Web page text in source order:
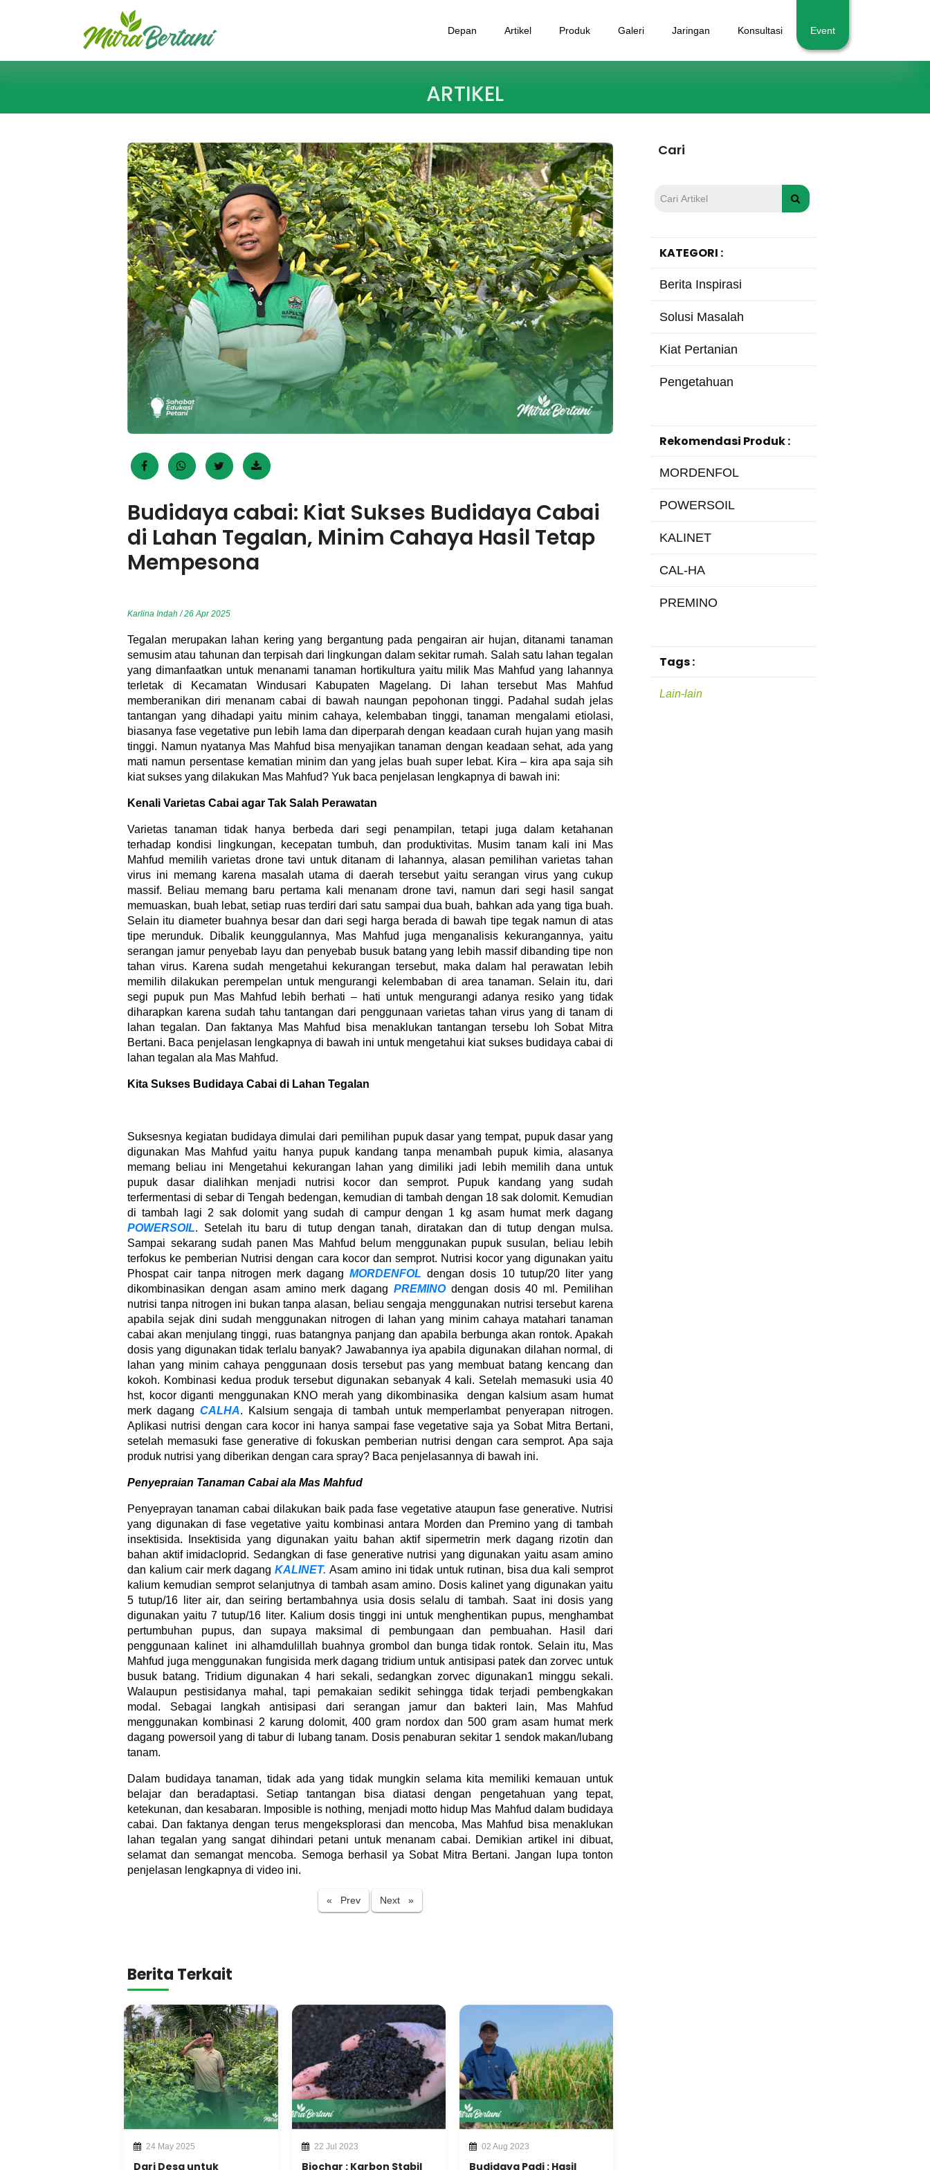
Depan Artikel Produk Galeri Jaringan Konsultasi Event
ARTIKEL
Budidaya cabai: Kiat Sukses Budidaya Cabai
di Lahan Tegalan, Minim Cahaya Hasil Tetap
Mempesona
Karlina Indah / 26 Apr 2025
Tegalan merupakan lahan kering yang bergantung pada pengairan air hujan, ditanami tanaman
semusim atau tahunan dan terpisah dari lingkungan dalam sekitar rumah. Salah satu lahan tegalan
yang dimanfaatkan untuk menanami tanaman hortikultura yaitu milik Mas Mahfud yang lahannya
terletak di Kecamatan Windusari Kabupaten Magelang. Di lahan tersebut Mas Mahfud
memberanikan diri menanam cabai di bawah naungan pepohonan tinggi. Padahal sudah jelas
tantangan yang dihadapi yaitu minim cahaya, kelembaban tinggi, tanaman mengalami etiolasi,
biasanya fase vegetative pun lebih lama dan diperparah dengan keadaan curah hujan yang masih
tinggi. Namun nyatanya Mas Mahfud bisa menyajikan tanaman dengan keadaan sehat, ada yang
mati namun persentase kematian minim dan yang jelas buah super lebat. Kira – kira apa saja sih
kiat sukses yang dilakukan Mas Mahfud? Yuk baca penjelasan lengkapnya di bawah ini:
Kenali Varietas Cabai agar Tak Salah Perawatan
Varietas tanaman tidak hanya berbeda dari segi penampilan, tetapi juga dalam ketahanan
terhadap kondisi lingkungan, kecepatan tumbuh, dan produktivitas. Musim tanam kali ini Mas
Mahfud memilih varietas drone tavi untuk ditanam di lahannya, alasan pemilihan varietas tahan
virus ini memang karena masalah utama di daerah tersebut yaitu serangan virus yang cukup
massif. Beliau memang baru pertama kali menanam drone tavi, namun dari segi hasil sangat
memuaskan, buah lebat, setiap ruas terdiri dari satu sampai dua buah, bahkan ada yang tiga buah.
Selain itu diameter buahnya besar dan dari segi harga berada di bawah tipe tegak namun di atas
tipe merunduk. Dibalik keunggulannya, Mas Mahfud juga menganalisis kekurangannya, yaitu
serangan jamur penyebab layu dan penyebab busuk batang yang lebih massif dibanding tipe non
tahan virus. Karena sudah mengetahui kekurangan tersebut, maka dalam hal perawatan lebih
memilih dilakukan perempelan untuk mengurangi kelembaban di area tanaman. Selain itu, dari
segi pupuk pun Mas Mahfud lebih berhati – hati untuk mengurangi adanya resiko yang tidak
diharapkan karena sudah tahu tantangan dari penggunaan varietas tahan virus yang di tanam di
lahan tegalan. Dan faktanya Mas Mahfud bisa menaklukan tantangan tersebu loh Sobat Mitra
Bertani. Baca penjelasan lengkapnya di bawah ini untuk mengetahui kiat sukses budidaya cabai di
lahan tegalan ala Mas Mahfud.
Kita Sukses Budidaya Cabai di Lahan Tegalan
Suksesnya kegiatan budidaya dimulai dari pemilihan pupuk dasar yang tempat, pupuk dasar yang
digunakan Mas Mahfud yaitu hanya pupuk kandang tanpa menambah pupuk kimia, alasanya
memang beliau ini Mengetahui kekurangan lahan yang dimiliki jadi lebih memilih dana untuk
pupuk dasar dialihkan menjadi nutrisi kocor dan semprot. Pupuk kandang yang sudah
terfermentasi di sebar di Tengah bedengan, kemudian di tambah dengan 18 sak dolomit. Kemudian
di tambah lagi 2 sak dolomit yang sudah di campur dengan 1 kg asam humat merk dagang
POWERSOIL. Setelah itu baru di tutup dengan tanah, diratakan dan di tutup dengan mulsa.
Sampai sekarang sudah panen Mas Mahfud belum menggunakan pupuk susulan, beliau lebih
terfokus ke pemberian Nutrisi dengan cara kocor dan semprot. Nutrisi kocor yang digunakan yaitu
Phospat cair tanpa nitrogen merk dagang MORDENFOL dengan dosis 10 tutup/20 liter yang
dikombinasikan dengan asam amino merk dagang PREMINO dengan dosis 40 ml. Pemilihan
nutrisi tanpa nitrogen ini bukan tanpa alasan, beliau sengaja menggunakan nutrisi tersebut karena
apabila sejak dini sudah menggunakan nitrogen di lahan yang minim cahaya matahari tanaman
cabai akan menjulang tinggi, ruas batangnya panjang dan apabila berbunga akan rontok. Apakah
dosis yang digunakan tidak terlalu banyak? Jawabannya iya apabila digunakan dilahan normal, di
lahan yang minim cahaya penggunaan dosis tersebut pas yang membuat batang kencang dan
kokoh. Kombinasi kedua produk tersebut digunakan sebanyak 4 kali. Setelah memasuki usia 40
hst, kocor diganti menggunakan KNO merah yang dikombinasika dengan kalsium asam humat
merk dagang CALHA. Kalsium sengaja di tambah untuk memperlambat penyerapan nitrogen.
Aplikasi nutrisi dengan cara kocor ini hanya sampai fase vegetative saja ya Sobat Mitra Bertani,
setelah memasuki fase generative di fokuskan pemberian nutrisi dengan cara semprot. Apa saja
produk nutrisi yang diberikan dengan cara spray? Baca penjelasannya di bawah ini.
Penyepraian Tanaman Cabai ala Mas Mahfud
Penyeprayan tanaman cabai dilakukan baik pada fase vegetative ataupun fase generative. Nutrisi
yang digunakan di fase vegetative yaitu kombinasi antara Morden dan Premino yang di tambah
insektisida. Insektisida yang digunakan yaitu bahan aktif sipermetrin merk dagang rizotin dan
bahan aktif imidacloprid. Sedangkan di fase generative nutrisi yang digunakan yaitu asam amino
dan kalium cair merk dagangKALINET. Asam amino ini tidak untuk rutinan, bisa dua kali semprot
kalium kemudian semprot selanjutnya di tambah asam amino. Dosis kalinet yang digunakan yaitu
5 tutup/16 liter air, dan seiring bertambahnya usia dosis selalu di tambah. Saat ini dosis yang
digunakan yaitu 7 tutup/16 liter. Kalium dosis tinggi ini untuk menghentikan pupus, menghambat
pertumbuhan pupus, dan supaya maksimal di pembungaan dan pembuahan. Hasil dari
penggunaan kalinet ini alhamdulillah buahnya grombol dan bunga tidak rontok. Selain itu, Mas
Mahfud juga menggunakan fungisida merk dagang tridium untuk antisipasi patek dan zorvec untuk
busuk batang. Tridium digunakan 4 hari sekali, sedangkan zorvec digunakan1 minggu sekali.
Walaupun pestisidanya mahal, tapi pemakaian sedikit sehingga tidak terjadi pembengkakan
modal. Sebagai langkah antisipasi dari serangan jamur dan bakteri lain, Mas Mahfud
menggunakan kombinasi 2 karung dolomit, 400 gram nordox dan 500 gram asam humat merk
dagang powersoil yang di tabur di lubang tanam. Dosis penaburan sekitar 1 sendok makan/lubang
tanam.
Dalam budidaya tanaman, tidak ada yang tidak mungkin selama kita memiliki kemauan untuk
belajar dan beradaptasi. Setiap tantangan bisa diatasi dengan pengetahuan yang tepat,
ketekunan, dan kesabaran. Imposible is nothing, menjadi motto hidup Mas Mahfud dalam budidaya
cabai. Dan faktanya dengan terus mengeksplorasi dan mencoba, Mas Mahfud bisa menaklukan
lahan tegalan yang sangat dihindari petani untuk menanam cabai. Demikian artikel ini dibuat,
selamat dan semangat mencoba. Semoga berhasil ya Sobat Mitra Bertani. Jangan lupa tonton
penjelasan lengkapnya di video ini.
« PrevPreviousNext »Next
Berita Terkait
24 May 2025
Dari Desa untuk
22 Jul 2023
Biochar : Karbon Stabil
02 Aug 2023
Budidaya Padi : Hasil
Cari
KATEGORI :
Berita Inspirasi
Solusi Masalah
Kiat Pertanian
Pengetahuan
Rekomendasi Produk :
MORDENFOL
POWERSOIL
KALINET
CAL-HA
PREMINO
Tags :
Lain-lain